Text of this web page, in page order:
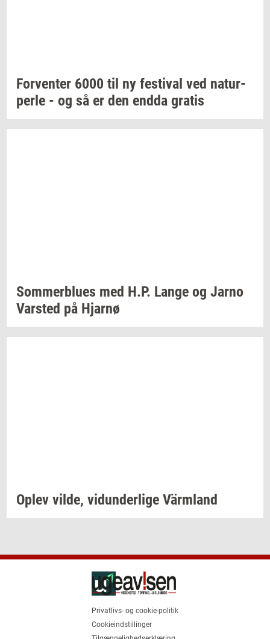
For­ven­ter 6000 til ny festi­val ved na­tur­
per­le - og så er den endda gra­tis
Som­mer­blu­es med H.P. Lange og Jarno
Var­sted på Hjar­nø
Oplev vilde, vi­dun­der­li­ge Värmland
Privatlivs- og cookie-politik
Cookieindstillinger